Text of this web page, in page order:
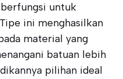
untuk
ini menghasilkan
material yang
batuan lebih
pilihan ideal